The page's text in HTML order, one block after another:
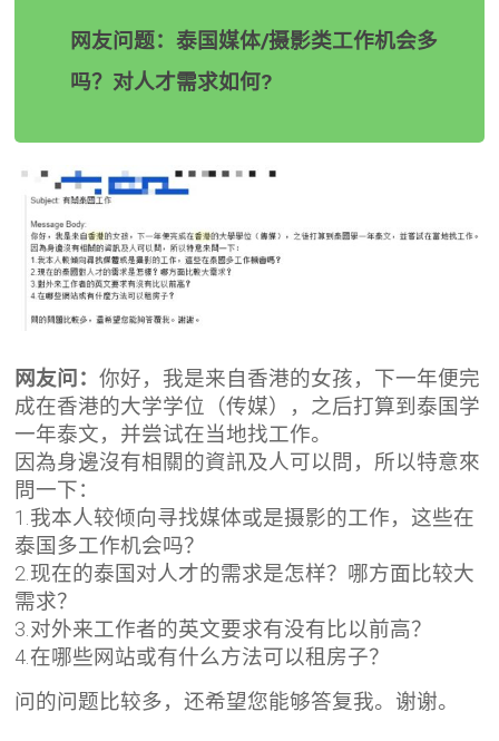
网友问题：泰国媒体/摄影类工作机会多
吗？对人才需求如何?
网友问：你好，我是来自香港的女孩，下一年便完
成在香港的大学学位（传媒），之后打算到泰国学
一年泰文，并尝试在当地找工作。
因為身邊沒有相關的資訊及人可以問，所以特意來
問一下：
1.我本人较倾向寻找媒体或是摄影的工作，这些在
泰国多工作机会吗？
2.现在的泰国对人才的需求是怎样？哪方面比较大
需求？
3.对外来工作者的英文要求有没有比以前高？
4.在哪些网站或有什么方法可以租房子？
问的问题比较多，还希望您能够答复我。谢谢。